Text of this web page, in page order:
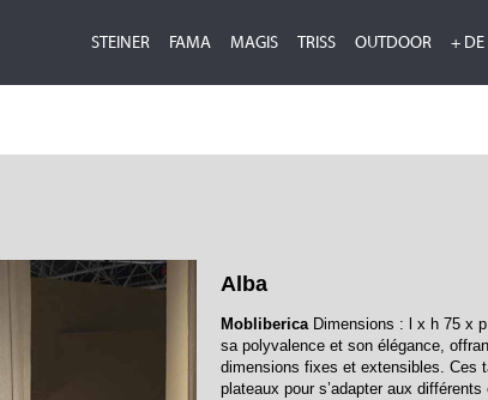
STEINER FAMA MAGIS TRISS OUTDOOR + DE
Alba
MoblibericaDimensions : l x h 75 x
sa polyvalence et son élégance,
dimensions fixes et extensibles. Ces
plateaux pour s’adapter aux